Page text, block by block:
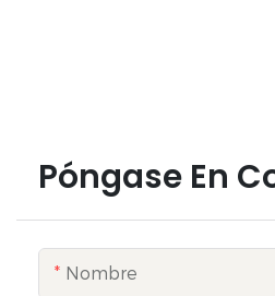
Póngase En
Nombre